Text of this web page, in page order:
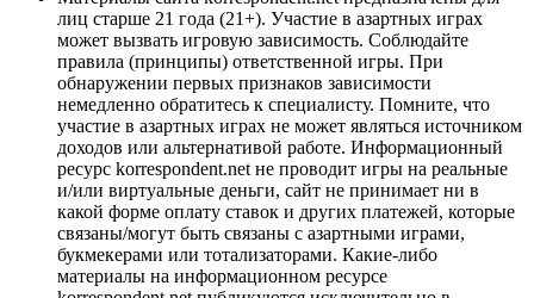
лиц старше 21 года (21+). Участие в азартных играх
может вызвать игровую зависимость. Соблюдайте
правила (принципы) ответственной игры. При
обнаружении первых признаков зависимости
немедленно обратитесь к специалисту. Помните, что
участие в азартных играх не может являться источником
доходов или альтернативой работе. Информационный
ресурс korrespondent.net не проводит игры на реальные
и/или виртуальные деньги, сайт не принимает ни в
какой форме оплату ставок и других платежей, которые
связаны/могут быть связаны с азартными играми,
букмекерами или тотализаторами. Какие-либо
материалы на информационном ресурсе